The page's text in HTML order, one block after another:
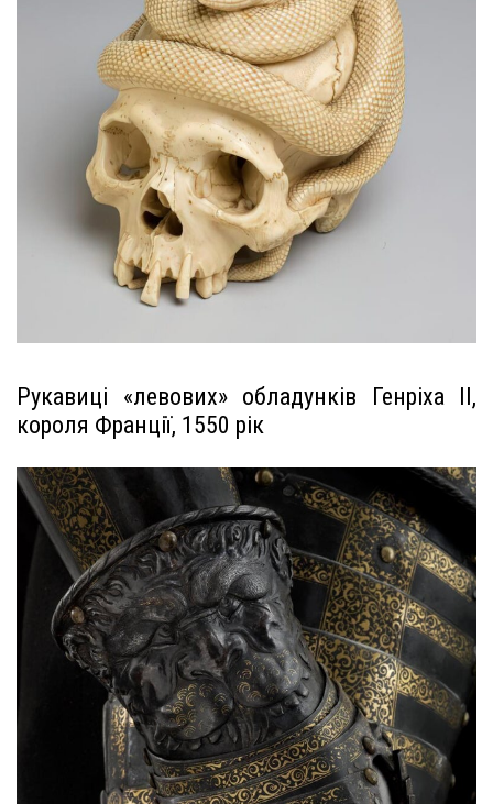
Рукавиці «левових» обладунків Генріха II,
короля Франції, 1550 рік